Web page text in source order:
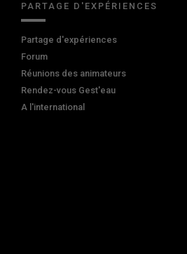
PARTAGE D'EXPÉRIENCES
Partage d'expériences
Forum
Réunions des animateurs
Rendez-vous Gest'eau
A l'international